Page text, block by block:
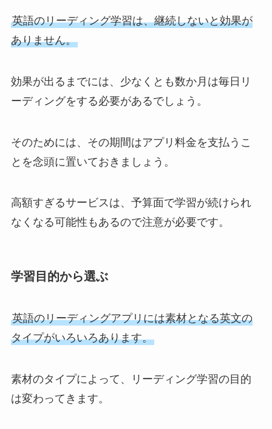
英語のリーディング学習は、継続しないと効果が
ありません。
効果が出るまでには、少なくとも数か月は毎日リ
ーディングをする必要があるでしょう。
そのためには、その期間はアプリ料金を支払うこ
とを念頭に置いておきましょう。
高額すぎるサービスは、予算面で学習が続けられ
なくなる可能性もあるので注意が必要です。
学習目的から選ぶ
英語のリーディングアプリには素材となる英文の
タイプがいろいろあります。
素材のタイプによって、リーディング学習の目的
は変わってきます。